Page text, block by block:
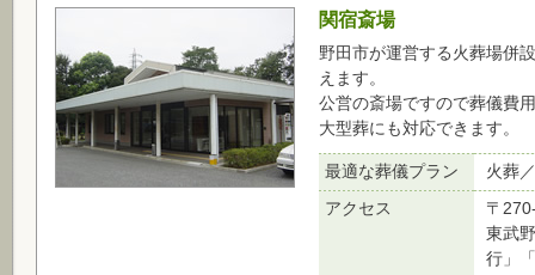
関宿斎場
野田市が運営する火葬場併
えます。
公営の斎場ですので葬儀費
大型葬にも対応できます。
最適な葬儀プラン
火葬
アクセス
〒
東武
行」